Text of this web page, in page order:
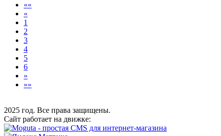
««
«
1
2
3
4
5
6
»
»»
2025 год. Все права защищены.
Сайт работает на движке: